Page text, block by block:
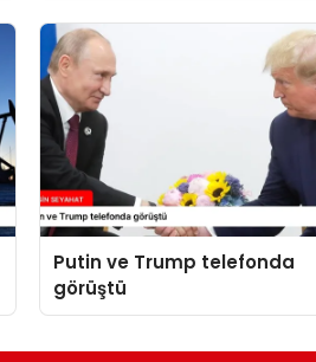
Putin ve Trump telefonda
görüştü